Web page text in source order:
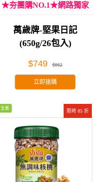
★夯團購NO.1★網路獨家
萬歲牌-堅果日記
(650g/26包入)
$749 $862
立即搶購
限時 85 折
全素